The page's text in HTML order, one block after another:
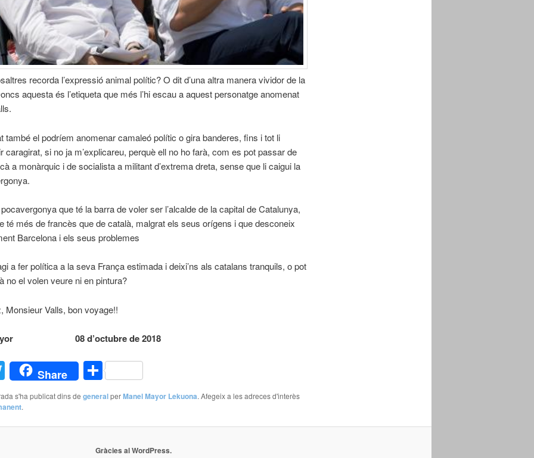
recorda l’expressió animal polític? O dit d’una altra manera vividor de la
aquesta és l’etiqueta que més l’hi escau a aquest personatge anomenat
també el podríem anomenar camaleó polític o gira banderes, fins i tot li
caragirat, si no ja m’explicareu, perquè ell no ho farà, com es pot passar de
a monàrquic i de socialista a militant d’extrema dreta, sense que li caigui la
que té la barra de voler ser l’alcalde de la capital de Catalunya,
té més de francès que de català, malgrat els seus orígens i que desconeix
Barcelona i els seus problemes
a fer política a la seva França estimada i deixi’ns als catalans tranquils, o pot
no el volen veure ni en pintura?
Monsieur Valls, bon voyage!!
08 d’octubre de 2018
Twitter
Share Comparteix
s'ha publicat dins de generalperManel Mayor Lekuona. Afegeix a les adreces d'interès
.
Gràcies al WordPress.